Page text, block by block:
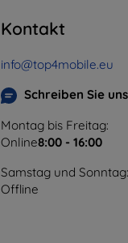
Kontakt
info@top4mobile.eu
Schreiben Sie uns
Montag bis Freitag:
Online8:00 - 16:00
Samstag und Sonntag:
Offline